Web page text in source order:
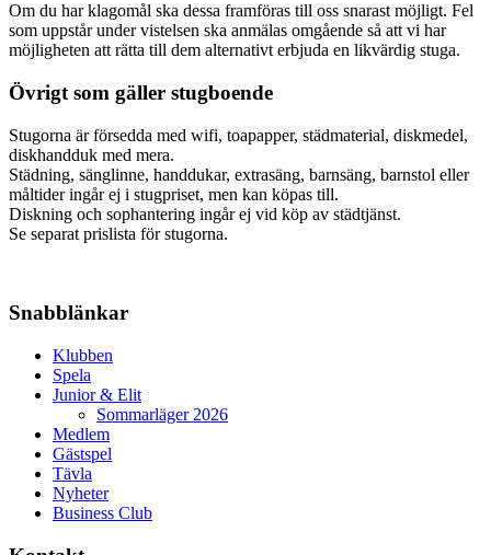
Om du har klagomål ska dessa framföras till oss snarast möjligt. Fel
som uppstår under vistelsen ska anmälas omgående så att vi har
möjligheten att rätta till dem alternativt erbjuda en likvärdig stuga.
Övrigt som gäller stugboende
Stugorna är försedda med wifi, toapapper, städmaterial, diskmedel,
diskhandduk med mera.
Städning, sänglinne, handdukar, extrasäng, barnsäng, barnstol eller
måltider ingår ej i stugpriset, men kan köpas till.
Diskning och sophantering ingår ej vid köp av städtjänst.
Se separat prislista för stugorna.
Snabblänkar
Klubben
Spela
Junior & Elit
Sommarläger 2026
Medlem
Gästspel
Tävla
Nyheter
Business Club